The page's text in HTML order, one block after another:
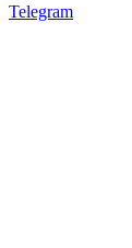
Telegram